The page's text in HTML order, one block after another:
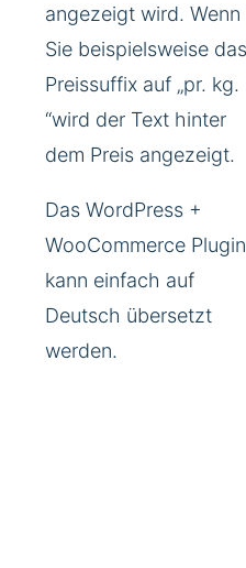
angezeigt wird. Wenn
Sie beispielsweise das
Preissuffix auf „pr. kg.
“wird der Text hinter
dem Preis angezeigt.
Das WordPress +
WooCommerce Plugin
kann einfach auf
Deutsch übersetzt
werden.